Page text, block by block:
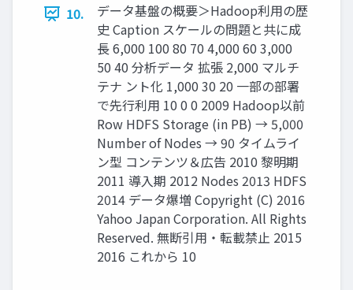
10.
データ基盤の概要＞Hadoop利用の歴
史 Caption スケールの問題と共に成
長 6,000 100 80 70 4,000 60 3,000
50 40 分析データ 拡張 2,000 マルチ
テナ ント化 1,000 30 20 一部の部署
で先行利用 10 0 0 2009 Hadoop以前
Row HDFS Storage (in PB) → 5,000
Number of Nodes → 90 タイムライ
ン型 コンテンツ＆広告 2010 黎明期
2011 導入期 2012 Nodes 2013 HDFS
2014 データ爆増 Copyright (C) 2016
Yahoo Japan Corporation. All Rights
Reserved. 無断引用・転載禁止 2015
2016 これから 10